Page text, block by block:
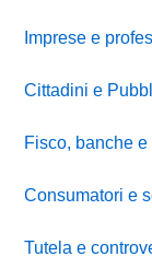
Imprese e
Cittadini e
Fisco, banche
Consumatori e
Tutela e